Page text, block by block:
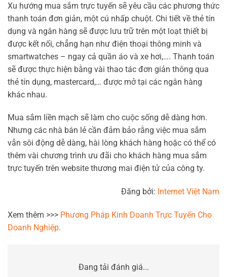
Xu hướng mua sắm trực tuyến sẽ yêu cầu các phương thức
thanh toán đơn giản, một cú nhấp chuột. Chi tiết về thẻ tín
dụng và ngân hàng sẽ được lưu trữ trên một loạt thiết bị
được kết nối, chẳng hạn như điện thoại thông minh và
smartwatches – ngay cả quần áo và xe hơi,…. Thanh toán
sẽ được thực hiện bằng vài thao tác đơn giản thông qua
thẻ tín dụng, mastercard,… được mở tại các ngân hàng
khác nhau.
Mua sắm liền mạch sẽ làm cho cuộc sống dễ dàng hơn.
Nhưng các nhà bán lẻ cần đảm bảo rằng việc mua sắm
vẫn sôi động dễ dàng, hài lòng khách hàng hoặc có thể có
thêm vài chương trình ưu đãi cho khách hàng mua sắm
trực tuyến trên website thương mai điện tử của công ty.
Đăng bởi: Internet Việt Nam
Xem thêm >>> Phương Pháp Kinh Doanh Trực Tuyến Cho
Doanh Nghiệp.
Đang tải đánh giá...